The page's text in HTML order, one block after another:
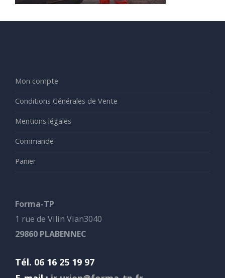
Mon compte
Conditions Générales de Vente
Mentions légales
Commande
Panier
Forma-TP
1 rue de Vilin Vian3040
29860 PLABENNEC
Tél. 06 16 25 19 97